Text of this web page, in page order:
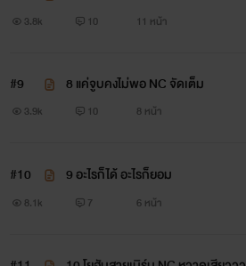
3.8k 10 11 หน้า
#9 8 แค่จูบคงไม่พอ NC จัดเต็ม
3.9k 10 8 หน้า
#10 9 อะไรก็ได้ อะไรก็ยอม
8.1k 7 6 หน้า